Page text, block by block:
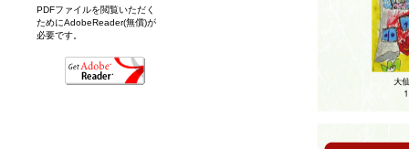
PDFファイルを閲覧いただく
ためにAdobeReader(無償)が
必要です。